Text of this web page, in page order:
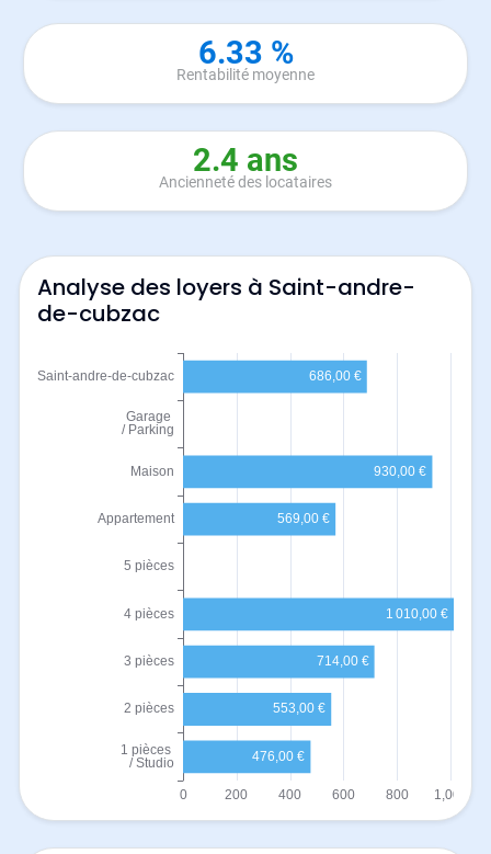
6.33 %
Rentabilité moyenne
2.4 ans
Ancienneté des locataires
Analyse des loyers à Saint-andre-
de-cubzac